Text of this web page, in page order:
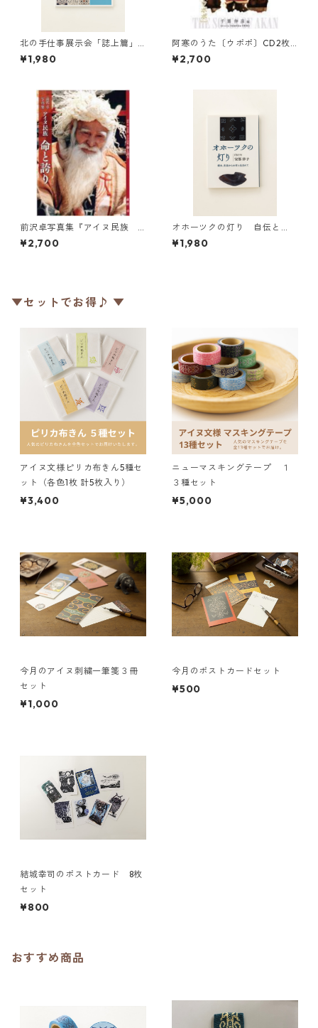
北の手仕事展示会「誌上篇」
《伝統的アイヌ衣装の再現》
¥1,980
阿寒のうた〔ウポポ〕CD2枚
付き
¥2,700
前沢卓写真集『アイヌ民族
命と誇り』
¥2,700
オホーツクの灯り 自伝と
句 ～樺太、先祖からの村に
生まれて
¥1,980
▼セットでお得♪ ▼
アイヌ文様ピリカ布きん5種セ
ット（各色1枚 計5枚入り）
¥3,400
ニューマスキングテープ １
３種セット
¥5,000
今月のアイヌ刺繍一筆箋３冊
セット
¥1,000
今月のポストカードセット
¥500
結城幸司のポストカード 8枚
セット
¥800
おすすめ商品